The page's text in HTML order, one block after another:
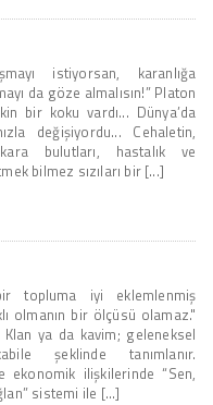
istiyorsan, karanlığa
da göze almalısın!” Platon
bir koku vardı... Dünya’da
değişiyordu... Cehaletin,
bulutları, hastalık ve
bilmez sızıları bir [...]
topluma iyi eklemlenmiş
olmanın bir ölçüsü olamaz."
ya da kavim; geleneksel
şeklinde tanımlanır.
ekonomik ilişkilerinde “Sen,
sistemi ile [...]